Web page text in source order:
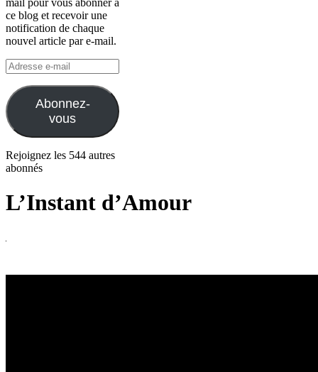
ce blog et recevoir une
notification de chaque
nouvel article par e-mail.
Adresse
e-
mail
Abonnez-
vous
Rejoignez les 544 autres
abonnés
L’Instant d’Amour